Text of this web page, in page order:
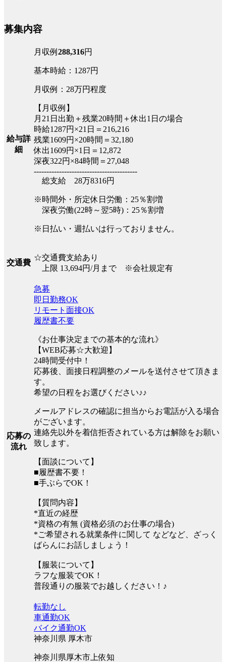
募集内容
給与詳
細
月収例 288,316円
基本時給：1287円
月収例：28万円程度
【月収例】
月21日出勤＋残業20時間＋休出1日の場合
時給1287円×21日＝216,216
残業1609円×20時間＝32,180
休出1609円×1日＝12,872
深夜322円×84時間＝27,048
-----------------------------------------
総支給 28万8316円
※時間外・所定休日労働：25％割増
深夜労働(22時～翌5時)：25％割増
※日払い・週払いは行っておりません。
交通費
☆交通費支給あり
上限 13,694円/月まで ※会社規定有
応募の
流れ
急募
即日勤務OK
リモート面接OK
履歴書不要
《お仕事決定までの基本的な流れ》
【WEB応募☆大歓迎】
24時間受付中！
応募後、面接日程調整のメールを送付させて頂きま
す。
希望の日程をお選びください♪♪
メールアドレスの確認に担当からお電話が入る場合
がございます。
連絡先以外を着信拒否されている方は解除をお願い
致します。
【面談について】
■履歴書不要！
■手ぶらでOK！
【質問内容】
*直近の経歴
*資格の有無 (資格必須のお仕事の場合)
*ご希望される就業条件に関して などなど、ざっく
ばらんにお話しましょう！
【服装について】
ラフな服装でOK！
普段通りの服装でお越しください！♪
転勤なし
車通勤OK
バイク通勤OK
神奈川県 厚木市
神奈川県厚木市上依知